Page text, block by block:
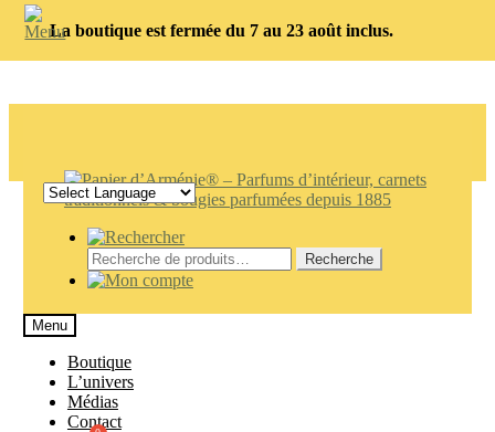
La boutique est fermée du 7 au 23 août inclus.
navigation
Recherche
pour :
Recherche
Menu
Boutique
L’univers
Médias
Contact